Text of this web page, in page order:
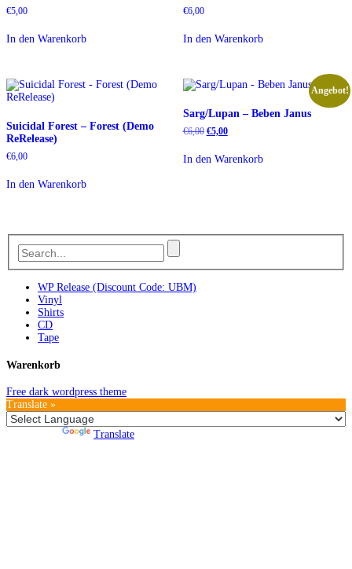
€5,00
In den Warenkorb
€6,00
In den Warenkorb
Suicidal Forest – Forest (Demo
ReRelease)
€6,00
In den Warenkorb
Angebot!
Sarg/Lupan – Beben Janus
€6,00 Ursprünglicher
war:
€6,00
€5,00Aktueller
€5,00.
In den Warenkorb
WP Release (Discount Code: UBM)
Vinyl
Shirts
CD
Tape
Warenkorb
Free dark wordpress theme
Translate »
Translate